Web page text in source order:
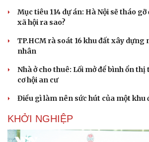
Cải chính
Mục tiêu 114 dự án: Hà Nội sẽ tháo
xã hội ra sao?
TP.HCM rà soát 16 khu đất xây
nhân
Nhà ở cho thuê: Lối mở để bình ổn
cơ hội an cư
Điều gì làm nên sức hút của một khu
KHỞI NGHIỆP